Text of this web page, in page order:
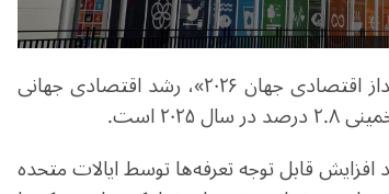
سازمان ملل متحد با انتشار گزارشی با موضوع «وضعیت و چشم‌انداز اقتصادی جهان ۲۰۲۶»، رشد اقتصادی جهانی
قابل توجه تعرفه‌ها توسط ایالات متحده